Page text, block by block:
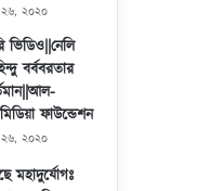
২৬, ২০২০
ভিডিও||নেলি
বর্ববরতার
ফাউন্ডেশন
২৬, ২০২০
মহাদুর্যোগঃ